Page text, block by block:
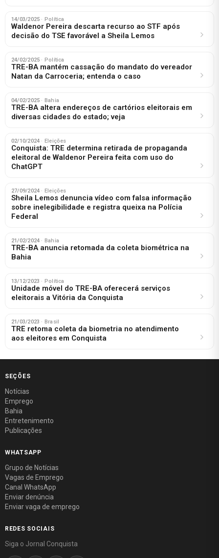
14/03/2025 · Política
Waldenor Pereira descarta recurso ao STF após
decisão do TSE favorável a Sheila Lemos
24/02/2025 · Política
TRE-BA mantém cassação do mandato do vereador
Natan da Carroceria; entenda o caso
04/02/2025 · Bahia
TRE-BA altera endereços de cartórios eleitorais em
diversas cidades do estado; veja
02/10/2024 · Eleições
Conquista: TRE determina retirada de propaganda
eleitoral de Waldenor Pereira feita com uso do
ChatGPT
27/09/2024 · Eleições
Sheila Lemos denuncia vídeo com falsa informação
sobre inelegibilidade e registra queixa na Polícia
Federal
21/02/2024 · Bahia
TRE-BA anuncia retomada da coleta biométrica na
Bahia
13/12/2023 · Política
Unidade móvel do TRE-BA oferecerá serviços
eleitorais a Vitória da Conquista
21/03/2023 · Brasil
TRE retoma coleta da biometria no atendimento
aos eleitores em Conquista
SEÇÕES
Notícias
Emprego
Bahia
Entretenimento
Publicações
WHATSAPP
Grupo de Notícias
Vagas de Emprego
Canal WhatsApp
Enviar denúncia
Enviar vaga de emprego
REDES SOCIAIS
Siga o Jornal Conquista